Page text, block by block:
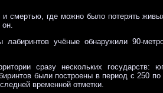
смертью, где можно было потерять
учёные обнаружили 90-
сразу нескольких
были построены в период с 250
временной отметки.